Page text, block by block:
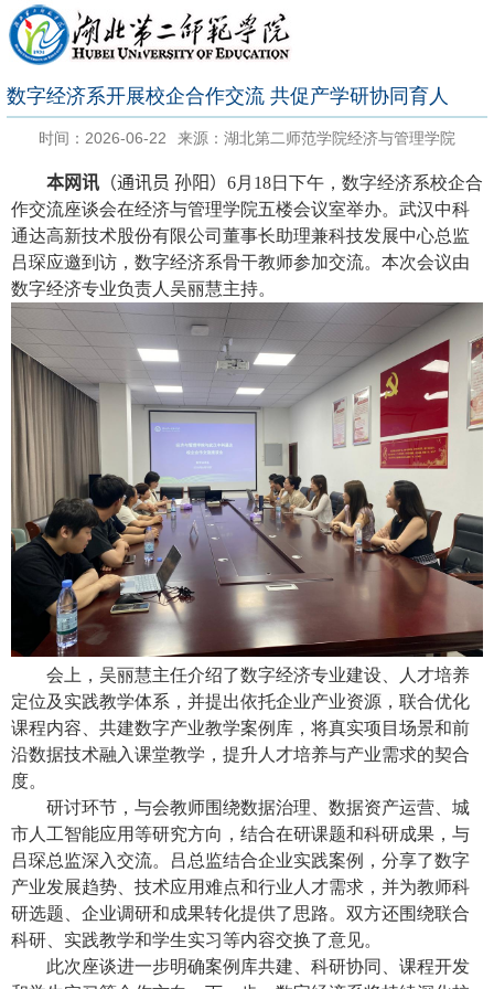
数字经济系开展校企合作交流 共促产学研协同育人
时间：2026-06-22 来源：湖北第二师范学院经济与管理学院
本网讯 （通讯员 孙阳） 6月 18日下午，数字经济系校企合
作交流座谈会在经济与管理学院五楼会议室举办。武汉中科
通达高新技术股份有限公司董事长助理兼科技发展中心总监
吕琛应邀到访，数字经济系骨干教师参加交流。本次会议由
数字经济专业负责人吴丽慧主持。
会上，吴丽慧主任介绍了数字经济专业建设、人才培养
定位及实践教学体系，并提出依托企业产业资源，联合优化
课程内容、共建数字产业教学案例库，将真实项目场景和前
沿数据技术融入课堂教学，提升人才培养与产业需求的契合
度。
研讨环节，与会教师围绕数据治理、数据资产运营、城
市人工智能应用等研究方向，结合在研课题和科研成果，与
吕琛总监深入交流。吕总监结合企业实践案例，分享了数字
产业发展趋势、技术应用难点和行业人才需求，并为教师科
研选题、企业调研和成果转化提供了思路。双方还围绕联合
科研、实践教学和学生实习等内容交换了意见。
此次座谈进一步明确案例库共建、科研协同、课程开发